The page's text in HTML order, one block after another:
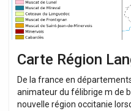
Carte Région
De la france en
animateur du félibrige m de
nouvelle région occitanie